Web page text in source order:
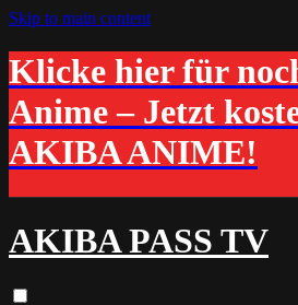
Skip to main content
Klicke hier für
Anime – Jetzt
AKIBA ANIME!
AKIBA PASS TV